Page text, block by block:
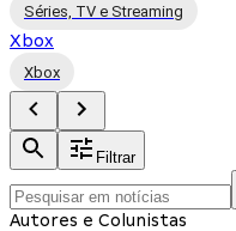
Séries, TV e Streaming
Xbox
Xbox
Filtrar
Autores e Colunistas